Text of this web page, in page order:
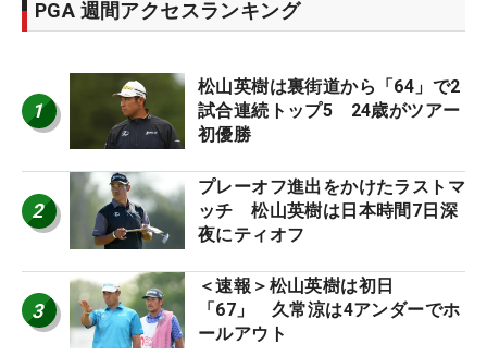
PGA 週間アクセスランキング
1
松山英樹は裏街道から「64」で2
試合連続トップ5 24歳がツアー
初優勝
2
プレーオフ進出をかけたラストマ
ッチ 松山英樹は日本時間7日深
夜にティオフ
3
＜速報＞松山英樹は初日
「67」 久常涼は4アンダーでホ
ールアウト